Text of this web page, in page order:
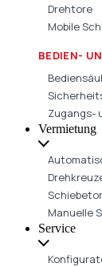
Drehtore
Mobile
BEDIEN-
Zugangs-
Vermietung
Manuelle
Service